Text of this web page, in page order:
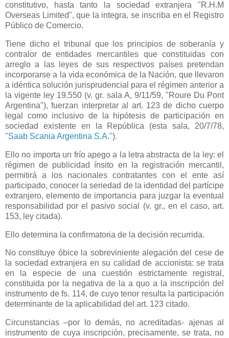
constitutivo, hasta tanto la sociedad extranjera "R.H.M
Overseas Limited", que la integra, se inscriba en el Registro
Público de Comercio.
Tiene dicho el tribunal que los principios de soberanía y
contralor de entidades mercantiles que constituidas con
arreglo a las leyes de sus respectivos países pretendan
incorporarse a la vida económica de la Nación, que llevaron
a idéntica solución jurisprudencial para el régimen anterior a
la vigente ley 19.550 (v. gr. sala A, 9/11/59, "Roure Du Pont
Argentina"), fuerzan interpretar al art. 123 de dicho cuerpo
legal como inclusivo de la hipótesis de participación en
sociedad existente en
la República (esta sala, 20/7/78,
"Saab Scania Argentina S.A.").
Ello no importa un frío apego a la letra abstracta de la ley: el
régimen de publicidad ínsito en la registración mercantil,
permitirá a los nacionales contratantes con el ente así
participado, conocer la seriedad de la identidad del partícipe
extranjero, elemento de importancia para juzgar la eventual
responsabilidad por el pasivo social (v. gr., en el caso, art.
153, ley citada).
Ello determina la confirmatoria de la decisión recurrida.
No constituye óbice la sobreviniente alegación del cese de
la sociedad extranjera en su calidad de accionista: se trata
en la especie de una cuestión estrictamente registral,
constituida por la negativa de la a quo a la inscripción del
instrumento de fs. 114, de cuyo tenor resulta la participación
determinante de la aplicabilidad del art. 123 citado.
Circunstancias –por lo demás, no acreditadas- ajenas al
instrumento de cuya inscripción, precisamente, se trata, no